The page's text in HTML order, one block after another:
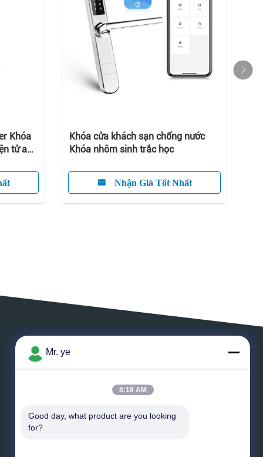
30uA Khách
ninh
Tốt Nhất
Mở khóa báo động Khóa chống bụi
khách sạn 30mm
Nhận Giá Tốt Nhất
ĐỂ LẠI LỜI NHẮN
Mr. ye
8:18 AM
Good day, what product are you looking
for?